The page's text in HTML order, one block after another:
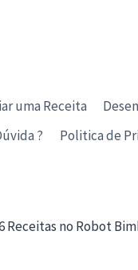
uma Receita
?
Politica de
Receitas no Robot